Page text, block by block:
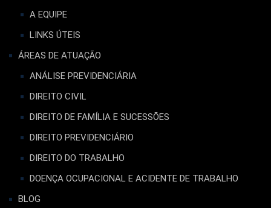
A EQUIPE
LINKS ÚTEIS
ÁREAS DE ATUAÇÃO
ANÁLISE PREVIDENCIÁRIA
DIREITO CIVIL
DIREITO DE FAMÍLIA E SUCESSÕES
DIREITO PREVIDENCIÁRIO
DIREITO DO TRABALHO
DOENÇA OCUPACIONAL E ACIDENTE DE TRABALHO
BLOG